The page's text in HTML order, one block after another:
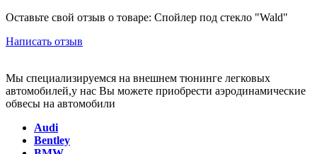
Оставьте свой отзыв о товаре: Спойлер под стекло "Wald"
Написать отзыв
Мы специализируемся на внешнем тюнинге легковых
автомобилей,у нас Вы можете приобрести аэродинамические
обвесы на автомобили
Audi
Bentley